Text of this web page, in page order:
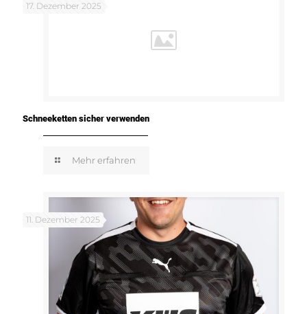
17. Dezember 2025
Schneeketten sicher verwenden
Mehr erfahren
11. Dezember 2025